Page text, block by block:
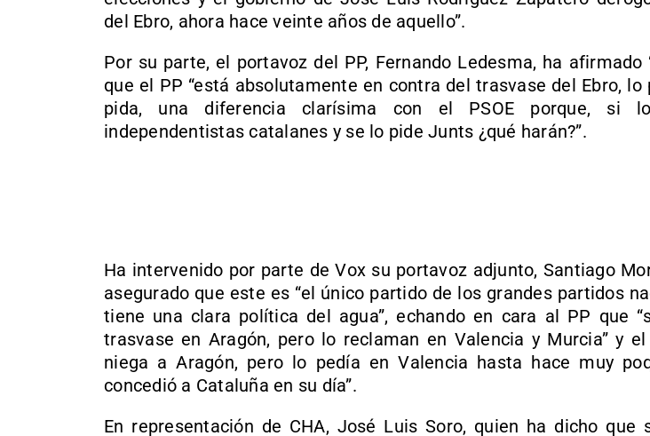
del Ebro, ahora hace veinte años de aquello”.
Por su parte, el portavoz del PP, Fernando Ledesma, ha afirmado
que el PP “está absolutamente en contra del trasvase del Ebro, lo
pida, una diferencia clarísima con el PSOE porque, si
independentistas catalanes y se lo pide Junts ¿qué harán?”.
Ha intervenido por parte de Vox su portavoz adjunto, Santiago
asegurado que este es “el único partido de los grandes partidos
tiene una clara política del agua”, echando en cara al PP que
trasvase en Aragón, pero lo reclaman en Valencia y Murcia” y el
niega a Aragón, pero lo pedía en Valencia hasta hace muy
concedió a Cataluña en su día”.
En representación de CHA, José Luis Soro, quien ha dicho que